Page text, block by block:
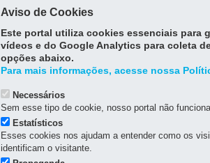
ce
bo
ok
Tw
itt
er
Aviso de Cookies
Este portal utiliza cookies essenciais para
vídeos e do Google Analytics para coleta
opções abaixo.
Para mais informações, acesse nossa
Necessários
Sem esse tipo de cookie, nosso portal não
Estatísticos
Esses cookies nos ajudam a entender como os
identificam o visitante.